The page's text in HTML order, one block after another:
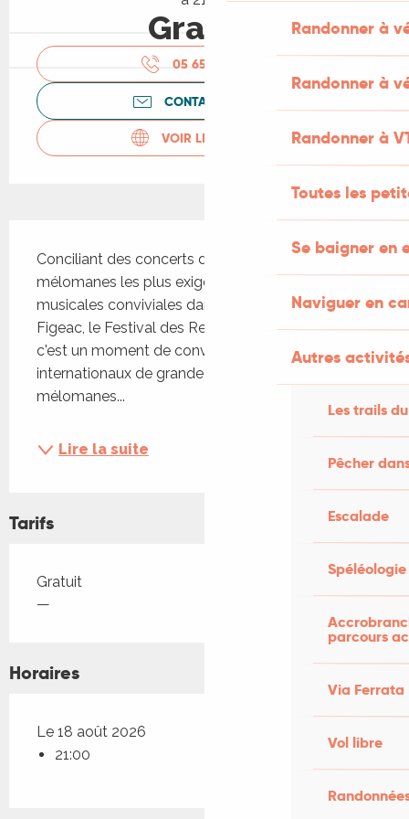
Randonner à
Randonner à
Randonner à
Toutes les
Se baigner en
Naviguer en
Autres
Les trails
Pêcher
Escalade
Spéléologie
parcours
Via Ferrata
Vol libre
Gratuit
05 65 34 06
CONTACTEZ-NOUS
VOIR LES SITES WEB
Conciliant des concerts de nature à satisfaire les
mélomanes les plus exigeants et des soirées
musicales conviviales dans des villages autour de
Figeac, le Festival des Rencontres musicales,
c'est un moment de convivialité autour d'artistes
internationaux de grande qualité pour des
mélomanes...
Lire la suite
Tarifs
Tarifs 2026
Gratuit
—
Horaires
Le 18 août 2026
21:00